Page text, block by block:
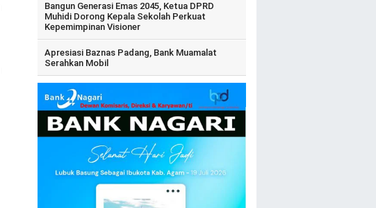
Bangun Generasi Emas 2045, Ketua DPRD
Muhidi Dorong Kepala Sekolah Perkuat
Kepemimpinan Visioner
Apresiasi Baznas Padang, Bank Muamalat
Serahkan Mobil